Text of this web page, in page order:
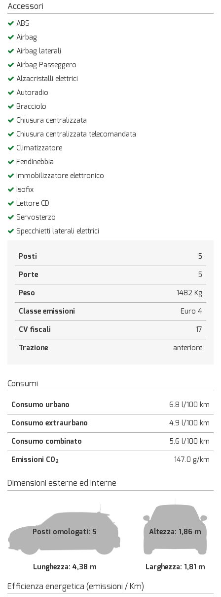
Accessori
ABS
Airbag
Airbag laterali
Airbag Passeggero
Alzacristalli elettrici
Autoradio
Bracciolo
Chiusura centralizzata
Chiusura centralizzata telecomandata
Climatizzatore
Fendinebbia
Immobilizzatore elettronico
Isofix
Lettore CD
Servosterzo
Specchietti laterali elettrici
Posti
5
Porte
5
Peso
1482 Kg
Classe emissioni
Euro 4
CV fiscali
17
Trazione
anteriore
Consumi
Consumo urbano
6.8 l/100 km
Consumo extraurbano
4.9 l/100 km
Consumo combinato
5.6 l/100 km
Emissioni CO2 147.0 g/km
Dimensioni esterne ed interne
Posti omologati: 5
Lunghezza: 4,38 m
Altezza: 1,86 m
Larghezza: 1,81 m
Efficienza energetica (emissioni / Km)